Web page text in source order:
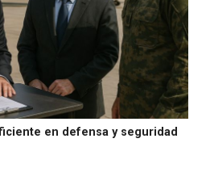
en defensa y seguridad